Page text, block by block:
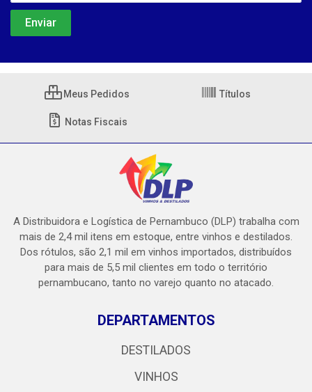
Meus Pedidos Títulos
Notas Fiscais
A Distribuidora e Logística de Pernambuco (DLP) trabalha com
mais de 2,4 mil itens em estoque, entre vinhos e destilados.
Dos rótulos, são 2,1 mil em vinhos importados, distribuídos
para mais de 5,5 mil clientes em todo o território
pernambucano, tanto no varejo quanto no atacado.
DEPARTAMENTOS
DESTILADOS
VINHOS